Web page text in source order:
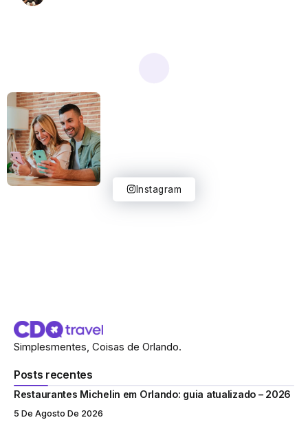
Instagram
Simplesmentes, Coisas de Orlando.
Posts recentes
Restaurantes Michelin em Orlando: guia atualizado – 2026
5 De Agosto De 2026